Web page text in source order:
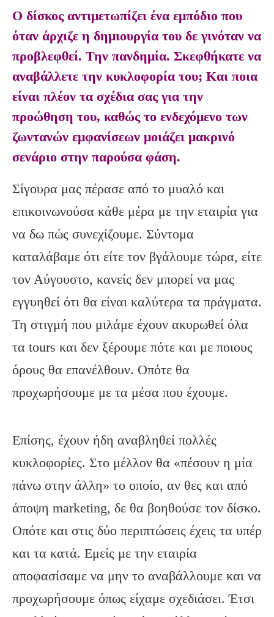
Ο δίσκος αντιμετωπίζει ένα εμπόδιο που
όταν άρχιζε η δημιουργία του δε γινόταν να
προβλεφθεί. Την πανδημία. Σκεφθήκατε να
αναβάλλετε την κυκλοφορία του; Και ποια
είναι πλέον τα σχέδια σας για την
προώθηση του, καθώς το ενδεχόμενο των
ζωντανών εμφανίσεων μοιάζει μακρινό
σενάριο στην παρούσα φάση.
Σίγουρα μας πέρασε από το μυαλό και
επικοινωνούσα κάθε μέρα με την εταιρία για
να δω πώς συνεχίζουμε. Σύντομα
καταλάβαμε ότι είτε τον βγάλουμε τώρα, είτε
τον Αύγουστο, κανείς δεν μπορεί να μας
εγγυηθεί ότι θα είναι καλύτερα τα πράγματα.
Τη στιγμή που μιλάμε έχουν ακυρωθεί όλα
τα tours και δεν ξέρουμε πότε και με ποιους
όρους θα επανέλθουν. Οπότε θα
προχωρήσουμε με τα μέσα που έχουμε.
Επίσης, έχουν ήδη αναβληθεί πολλές
κυκλοφορίες. Στο μέλλον θα «πέσουν η μία
πάνω στην άλλη» το οποίο, αν θες και από
άποψη marketing, δε θα βοηθούσε τον δίσκο.
Οπότε και στις δύο περιπτώσεις έχεις τα υπέρ
και τα κατά. Εμείς με την εταιρία
αποφασίσαμε να μην το αναβάλλουμε και να
προχωρήσουμε όπως είχαμε σχεδιάσει. Έτσι